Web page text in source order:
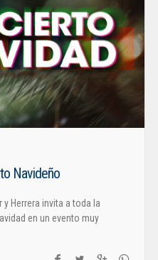
Navideño
y Herrera invita a toda la
en un evento muy